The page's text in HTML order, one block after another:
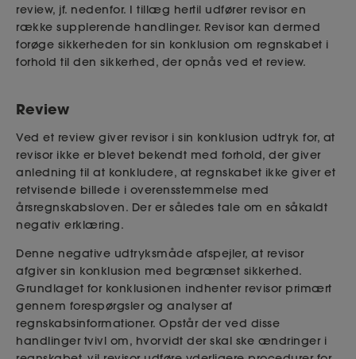
review, jf. nedenfor. I tillæg hertil udfører revisor en
række supplerende handlinger. Revisor kan dermed
forøge sikkerheden for sin konklusion om regnskabet i
forhold til den sikkerhed, der opnås ved et review.
Review
Ved et review giver revisor i sin konklusion udtryk for, at
revisor ikke er blevet bekendt med forhold, der giver
anledning til at konkludere, at regnskabet ikke giver et
retvisende billede i overensstemmelse med
årsregnskabsloven. Der er således tale om en såkaldt
negativ erklæring.
Denne negative udtryksmåde afspejler, at revisor
afgiver sin konklusion med begrænset sikkerhed.
Grundlaget for konklusionen indhenter revisor primært
gennem forespørgsler og analyser af
regnskabsinformationer. Opstår der ved disse
handlinger tvivl om, hvorvidt der skal ske ændringer i